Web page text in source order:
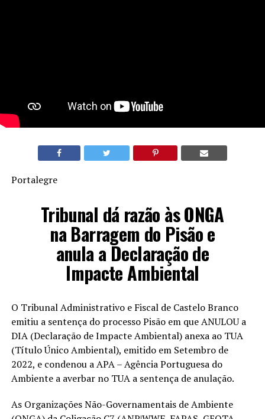
Portalegre
Tribunal dá razão às ONGA
na Barragem do Pisão e
anula a Declaração de
Impacte Ambiental
O Tribunal Administrativo e Fiscal de Castelo Branco
emitiu a sentença do processo Pisão em que ANULOU a
DIA (Declaração de Impacte Ambiental) anexa ao TUA
(Título Único Ambiental), emitido em Setembro de
2022, e condenou a APA – Agência Portuguesa do
Ambiente a averbar no TUA a sentença de anulação.
As Organizações Não-Governamentais de Ambiente